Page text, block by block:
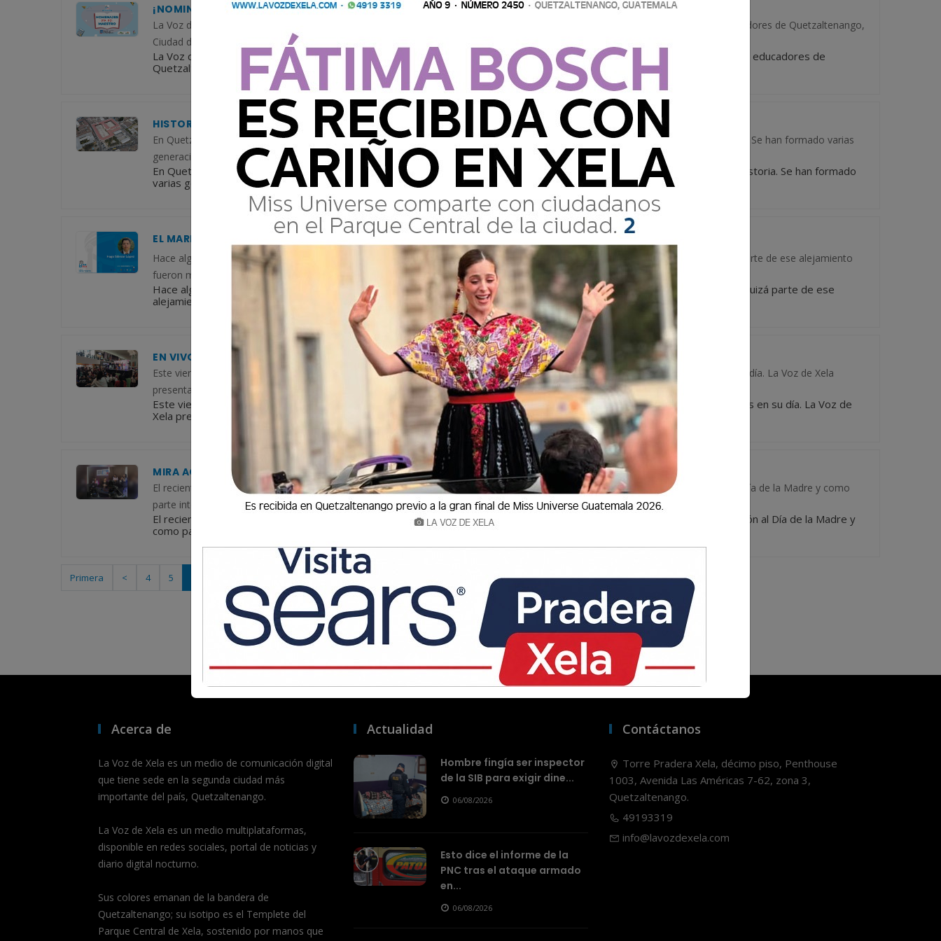
¡NOMINACIONES ABIERTAS! POSTULA A TU EDUCADOR FAVORITO PARA QUE SEA RECONOCIDO ESTE AÑO
La Voz de Xela anuncia la tercera edición de Homenajes del Día del Maestro, para celebrar la dedicación y el esfuerzo de los educadores de Quetzaltenango,
Ciudad del Conocimiento. En su primera edición, el evento tuvo una participación de 70 maes
La Voz de Xela anuncia la tercera edición de Homenajes del Día del Maestro, para celebrar la dedicación y el esfuerzo de los educadores de
Quetzaltenango, Ciudad del Conocimiento. En su primera edición, el evento tuvo una participación de 70 maes...
HISTORIA DEL INSTITUTO NORMAL PARA VARONES DE OCCIDENTE (INVO)
En Quetzaltenango, conocida como Ciudad del Conocimiento, existen varios centros educativos de nivel medio con amplia historia. Se han formado varias
generaciones. Uno de ellos es el Instituto Normal para Varones de Occidente (INVO), que recientemen
En Quetzaltenango, conocida como Ciudad del Conocimiento, existen varios centros educativos de nivel medio con amplia historia. Se han formado
varias generaciones. Uno de ellos es el Instituto Normal para Varones de Occidente (INVO), que recientemen...
EL MARKETING SALVÓ AL FUTBOL NACIONAL
Hace algunos años, el futbol de Guatemala venía en decadencia, hasta los aficionados se habían retirado de los graderíos. Quizá parte de ese alejamiento
fueron muchas desgracias de toda índole en los clásicos entre Cremas y Rojos. Antes, en los esta
Hace algunos años, el futbol de Guatemala venía en decadencia, hasta los aficionados se habían retirado de los graderíos. Quizá parte de ese
alejamiento fueron muchas desgracias de toda índole en los clásicos entre Cremas y Rojos. Antes, en los esta...
EN VIVO | FESTIVAL PARA MAMÁ CON MÚSICA EN VIVO Y SORPRESAS
Este viernes 10 de mayo, el centro comercial Pradera Xela se convierte en una celebración sin igual para honrar a las madres en su día. La Voz de Xela
presenta el esperado Festival para Mamá en su tercera edición: un evento lleno de emoción y re
Este viernes 10 de mayo, el centro comercial Pradera Xela se convierte en una celebración sin igual para honrar a las madres en su día. La Voz de
Xela presenta el esperado Festival para Mamá en su tercera edición: un evento lleno de emoción y re...
MIRA ACÁ EL CUARTO EPISODIO DEL PODCAST VOCES DE MAMÁ: PROFESIONALES
El reciente jueves marcó el cierre del podcast Voces de Mamá, una iniciativa producida por La Voz de Xela, en conmemoración al Día de la Madre y como
parte integral del Festival para Mamá. En este episodio especial, Carol Contreras, coach, asesor
El reciente jueves marcó el cierre del podcast Voces de Mamá, una iniciativa producida por La Voz de Xela, en conmemoración al Día de la Madre y
como parte integral del Festival para Mamá. En este episodio especial, Carol Contreras, coach, asesor...
Primera < 4 5 Última
Acerca de
La Voz de Xela es un medio de comunicación digital
que tiene sede en la segunda ciudad más
importante del país, Quetzaltenango.
La Voz de Xela es un medio multiplataformas,
disponible en redes sociales, portal de noticias y
diario digital nocturno.
Sus colores emanan de la bandera de
Quetzaltenango; su isotipo es el Templete del
Parque Central de Xela, sostenido por manos que
Actualidad
Hombre fingía ser inspector
de la SIB para exigir dine...
06/08/2026
Esto dice el informe de la
PNC tras el ataque armado
en...
06/08/2026
Contáctanos
Torre Pradera Xela, décimo piso, Penthouse
1003, Avenida Las Américas 7-62, zona 3,
Quetzaltenango.
49193319
info@lavozdexela.com